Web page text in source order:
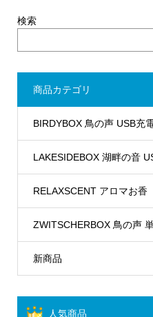
検索
商品カテゴリ
BIRDYBOX 鳥の声 USB充
LAKESIDEBOX 湖畔の音
RELAXSCENT アロマお香
ZWITSCHERBOX 鳥の声
新商品
人気商品